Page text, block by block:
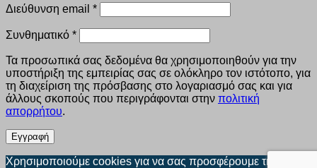
Διεύθυνση email *Απαιτείται
Συνθηματικό *Απαιτείται
Τα προσωπικά σας δεδομένα θα χρησιμοποιηθούν για την
υποστήριξη της εμπειρίας σας σε ολόκληρο τον ιστότοπο, για
τη διαχείριση της πρόσβασης στο λογαριασμό σας και για
άλλους σκοπούς που περιγράφονται στην πολιτική
απορρήτου.
Εγγραφή
Χρησιμοποιούμε cookies για να σας προσφέρουμε την